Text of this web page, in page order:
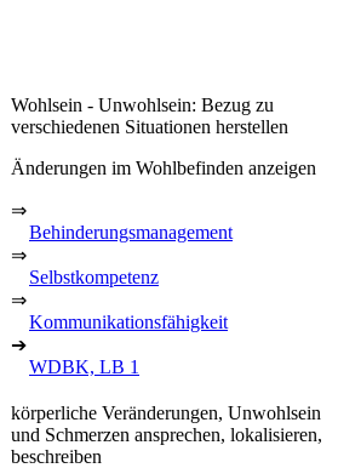
Wohlsein - Unwohlsein: Bezug zu
verschiedenen Situationen herstellen
Änderungen im Wohlbefinden anzeigen
⇒
Behinderungsmanagement
⇒
Selbstkompetenz
⇒
Kommunikationsfähigkeit
➔
WDBK, LB 1
körperliche Veränderungen, Unwohlsein
und Schmerzen ansprechen, lokalisieren,
beschreiben